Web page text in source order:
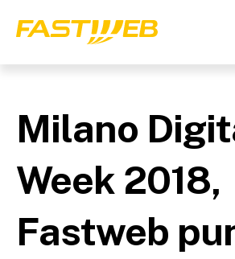
Milano
Week 2018,
Fastweb